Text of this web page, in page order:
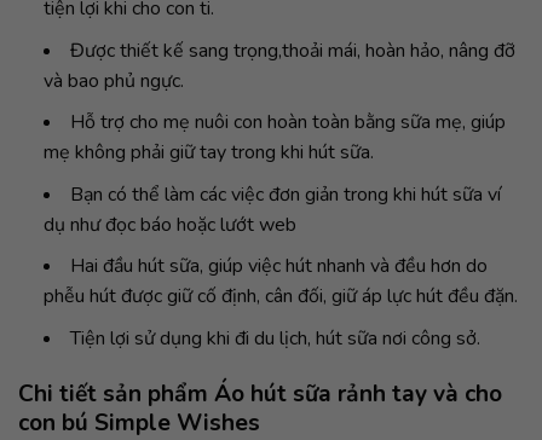
tiện lợi khi cho con ti.
Được thiết kế sang trọng,thoải mái, hoàn hảo, nâng đỡ
và bao phủ ngực.
Hỗ trợ cho mẹ nuôi con hoàn toàn bằng sữa mẹ, giúp
mẹ không phải giữ tay trong khi hút sữa.
Bạn có thể làm các việc đơn giản trong khi hút sữa ví
dụ như đọc báo hoặc lướt web
Hai đầu hút sữa, giúp việc hút nhanh và đều hơn do
phễu hút được giữ cố định, cân đối, giữ áp lực hút đều đặn.
Tiện lợi sử dụng khi đi du lịch, hút sữa nơi công sở.
Chi tiết sản phẩm Áo hút sữa rảnh tay và cho
con bú Simple Wishes